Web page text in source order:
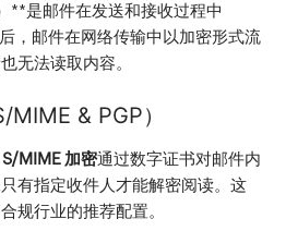
**是邮件在发送和接收过程中
，邮件在网络传输中以加密形式流
无法读取内容。
& PGP）
S/MIME 加密通过数字证书对邮件内
有指定收件人才能解密阅读。这
规行业的推荐配置。